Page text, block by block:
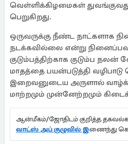
வெள்ளிக்கிழமைகள் துவங்குவது
பெறுகிறது.
ஒருவருக்கு நீண்ட நாட்களாக
நடக்கவில்லை என்று
குடும்பத்திற்காக குடும்ப நலன்
மாதத்தை பயன்படுத்தி
இறைவனுடைய அருளால்
மாற்றமும் முன்னேற்றமும்
ஆன்மீகம்/ஜோதிடம் குறித்த
வாட்ஸ் அப் குழுவில் இணைந்து